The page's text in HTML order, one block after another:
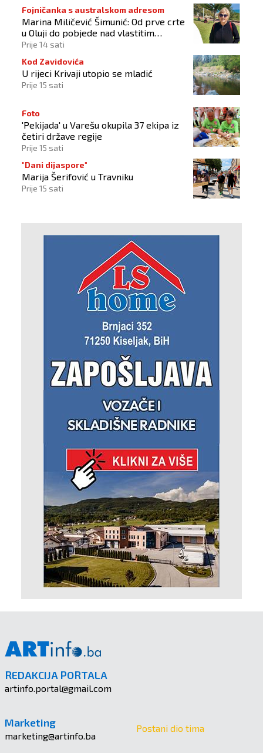
Fojničanka s australskom adresom
Marina Miličević Šimunić: Od prve crte
u Oluji do pobjede nad vlastitim
„olujama“
Prije 14 sati
Kod Zavidovića
U rijeci Krivaji utopio se mladić
Prije 15 sati
Foto
'Pekijada' u Varešu okupila 37 ekipa iz
četiri države regije
Prije 15 sati
"Dani dijaspore"
Marija Šerifović u Travniku
Prije 15 sati
REDAKCIJA PORTALA
artinfo.portal@gmail.com
Marketing
marketing@artinfo.ba
Postani dio tima